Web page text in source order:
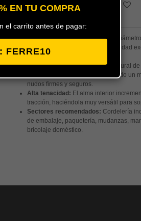
Añadir al carrito
Cuerda de algodón de 5 mm de
diseñada para ofrecer una flexibilidad
estructural.
Tacto suave:Su composición natural
rozaduras en las manos, ofreciendo un
nudos firmes y seguros.
Alta tenacidad: El alma interior
tracción, haciéndola muy versátil para
Sectores recomendados: Cordelería
de embalaje, paquetería, mudanzas,
bricolaje doméstico.
EN TU COMPRA
el carrito antes de pagar:
FERRE10